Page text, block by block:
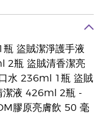
盜賊潔淨護手液
2瓶 盜賊清香潔亮
水 236ml 1瓶 盜賊
潔液 426ml 2瓶 -
膠原亮膚飲 50 毫